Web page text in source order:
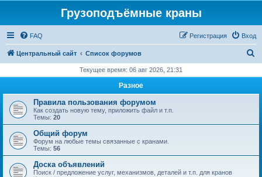
Грузоподъёмные краны
FAQ Вход
Регистрация
Центральный сайт Список форумов
с
Текущее время: 06 авг 2026, 21:31
Разное
Правила пользования форумом
Как создать новую тему, приложить файл и т.п.
Темы: 20
Общий форум
Форум на любые темы связанные с кранами.
Темы: 56
Доска объявлений
Поиск / предложение услуг, механизмов, деталей и т.п. для кранов